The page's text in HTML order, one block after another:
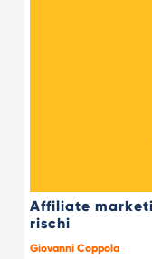
Affiliate
rischi
Giovanni Coppola